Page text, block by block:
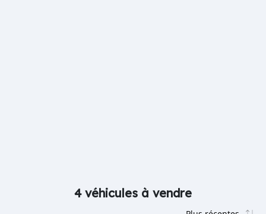
4 véhicules à vendre